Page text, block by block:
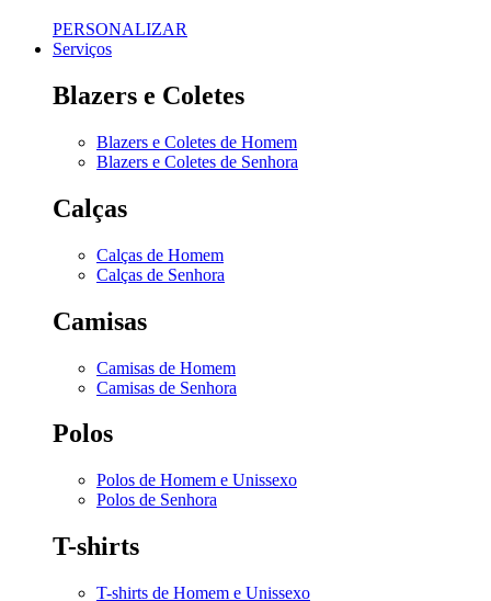
PERSONALIZAR
Serviços
Blazers e Coletes
Blazers e Coletes de Homem
Blazers e Coletes de Senhora
Calças
Calças de Homem
Calças de Senhora
Camisas
Camisas de Homem
Camisas de Senhora
Polos
Polos de Homem e Unissexo
Polos de Senhora
T-shirts
T-shirts de Homem e Unissexo